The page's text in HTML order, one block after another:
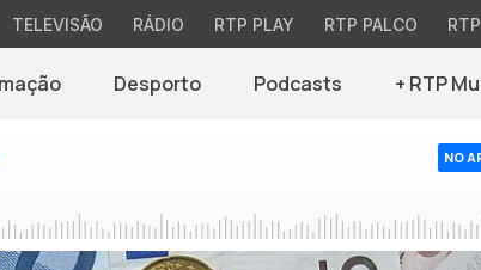
TELEVISÃO RÁDIO RTP PLAY RTP PALCO
Desporto Podcasts + RTP
NO